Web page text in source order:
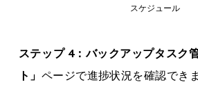
スケジュール
ステップ 4：バックアップタスク
ト」 ページで進捗状況を確認でき